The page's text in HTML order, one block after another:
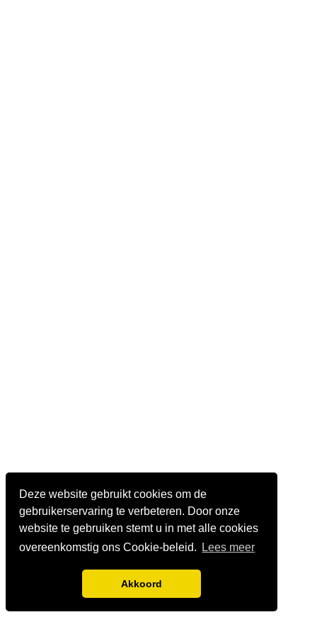
Deze website gebruikt cookies om de
gebruikerservaring te verbeteren. Door onze
website te gebruiken stemt u in met alle cookies
overeenkomstig ons Cookie-beleid.
Lees meer
Akkoord